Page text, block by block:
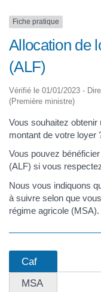
Fiche pratique
Allocation de
(ALF)
Vérifié le 01/01/2023 -
(Première ministre)
Vous souhaitez obtenir
montant de votre loyer
Vous pouvez
(ALF) si vous
Nous vous indiquons
à suivre selon que
régime agricole (MSA).
Caf
MSA